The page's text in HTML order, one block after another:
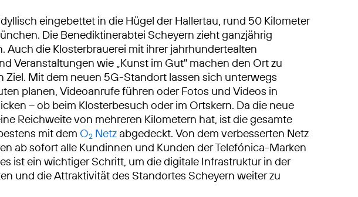
eingebettet in die Hügel der Hallertau, rund 50 Kilometer
Die Benediktinerabtei Scheyern zieht ganzjährig
Auch die Klosterbrauerei mit ihrer jahrhundertealten
Veranstaltungen wie „Kunst im Gut" machen den Ort zu
Ziel. Mit dem neuen 5G-Standort lassen sich unterwegs
planen, Videoanrufe führen oder Fotos und Videos in
– ob beim Klosterbesuch oder im Ortskern. Da die neue
Reichweite von mehreren Kilometern hat, ist die gesamte
mit dem O2 Netz abgedeckt. Von dem verbesserten Netz
ab sofort alle Kundinnen und Kunden der Telefónica-Marken
ist ein wichtiger Schritt, um die digitale Infrastruktur in der
und die Attraktivität des Standortes Scheyern weiter zu